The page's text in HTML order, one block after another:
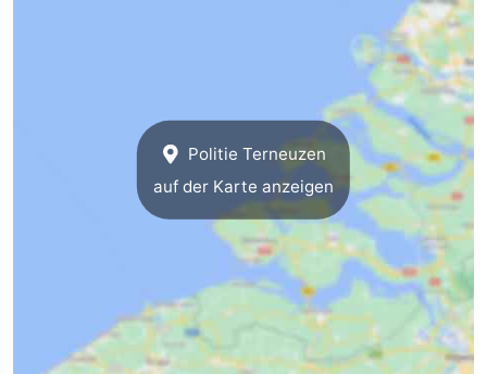
Politie Terneuzen
auf der Karte anzeigen